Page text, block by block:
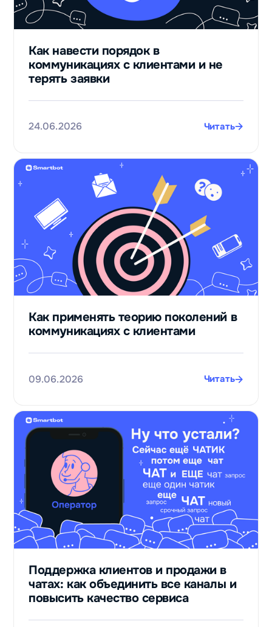
Как навести порядок в
коммуникациях с клиентами и не
терять заявки
24.06.2026 Читать
Как применять теорию поколений в
коммуникациях с клиентами
09.06.2026 Читать
Поддержка клиентов и продажи в
чатах: как объединить все каналы и
повысить качество сервиса